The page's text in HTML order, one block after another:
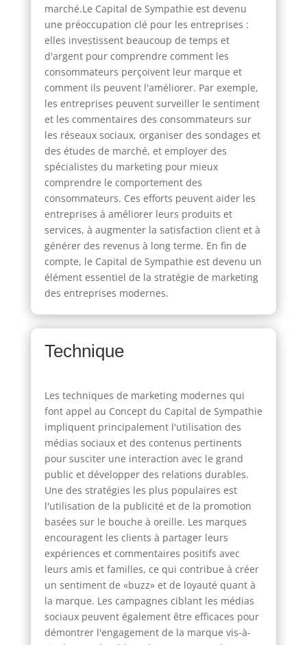
marché.Le Capital de Sympathie est devenu
une préoccupation clé pour les entreprises :
elles investissent beaucoup de temps et
d'argent pour comprendre comment les
consommateurs perçoivent leur marque et
comment ils peuvent l'améliorer. Par exemple,
les entreprises peuvent surveiller le sentiment
et les commentaires des consommateurs sur
les réseaux sociaux, organiser des sondages et
des études de marché, et employer des
spécialistes du marketing pour mieux
comprendre le comportement des
consommateurs. Ces efforts peuvent aider les
entreprises à améliorer leurs produits et
services, à augmenter la satisfaction client et à
générer des revenus à long terme. En fin de
compte, le Capital de Sympathie est devenu un
élément essentiel de la stratégie de marketing
des entreprises modernes.
Technique
Les techniques de marketing modernes qui
font appel au Concept du Capital de Sympathie
impliquent principalement l'utilisation des
médias sociaux et des contenus pertinents
pour susciter une interaction avec le grand
public et développer des relations durables.
Une des stratégies les plus populaires est
l'utilisation de la publicité et de la promotion
basées sur le bouche à oreille. Les marques
encouragent les clients à partager leurs
expériences et commentaires positifs avec
leurs amis et familles, ce qui contribue à créer
un sentiment de «buzz» et de loyauté quant à
la marque. Les campagnes ciblant les médias
sociaux peuvent également être efficaces pour
démontrer l'engagement de la marque vis-à-